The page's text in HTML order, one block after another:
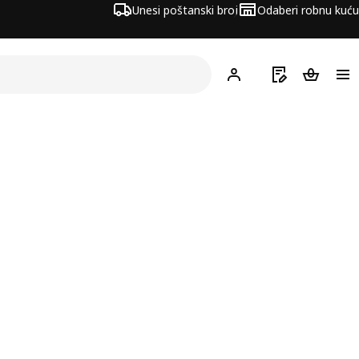
Unesi poštanski broj Odaberi robnu kuću
Hej! Prijavi se
Popis zaKošarica